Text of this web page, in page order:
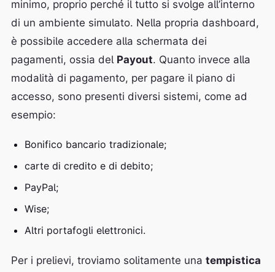
minimo, proprio perché il tutto si svolge all’interno
di un ambiente simulato. Nella propria dashboard,
è possibile accedere alla schermata dei
pagamenti, ossia del Payout. Quanto invece alla
modalità di pagamento, per pagare il piano di
accesso, sono presenti diversi sistemi, come ad
esempio:
Bonifico bancario tradizionale;
carte di credito e di debito;
PayPal;
Wise;
Altri portafogli elettronici.
Per i prelievi, troviamo solitamente una tempistica